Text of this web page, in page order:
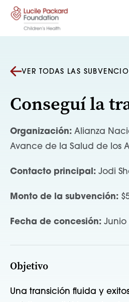
Saltar al contenido
VER TODAS LAS
Conseguí la
Organización: Alianza
Avance de la Salud de los
Contacto principal: Jodi
Monto de la subvención:
Fecha de concesión: Junio
Objetivo
Una transición fluida y